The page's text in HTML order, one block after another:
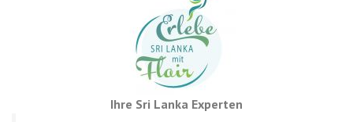
Ihre Sri Lanka Experten